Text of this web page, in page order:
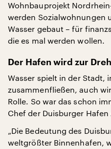
Wohnbauprojekt
werden Sozialwohnungen
Wasser gebaut – für
die es mal werden wollen.
Der Hafen wird zur
Wasser spielt in der Stadt,
zusammenfließen, auch
Rolle. So war das schon
Chef der Duisburger Hafen
„Die Bedeutung des
weltgrößter Binnenhafen,